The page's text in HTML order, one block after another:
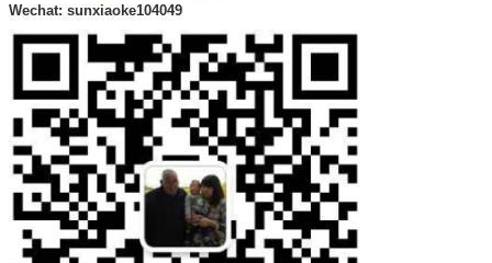
Wechat: sunxiaoke104049